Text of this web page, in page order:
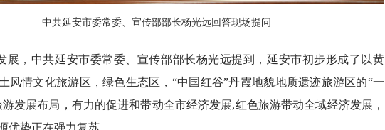
中共延安市委常委、宣传部部长杨光远回答现场提问
展，中共延安市委常委、宣传部部长杨光远提到，延安市初步形成了以黄
风情文化旅游区，绿色生态区，“中国红谷”丹霞地貌地质遗迹旅游区的“一
发展布局，有力的促进和带动全市经济发展,红色旅游带动全域经济发展，
优势正在强力复苏。